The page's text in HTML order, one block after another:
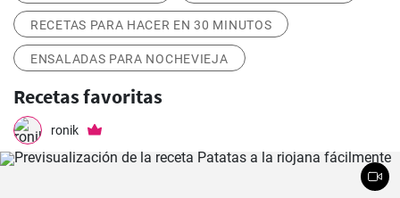
RECETAS PARA HACER EN 30 MINUTOS
ENSALADAS PARA NOCHEVIEJA
Recetas favoritas
ronik